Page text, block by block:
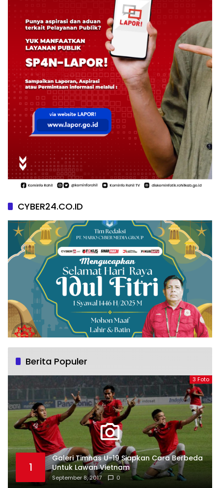
CYBER24.CO.ID
Berita Populer
3 Foto
1
Galeri Timnas U-19 Siapkan Cara Berbeda
Untuk Lawan Vietnam
September 8, 2017 0